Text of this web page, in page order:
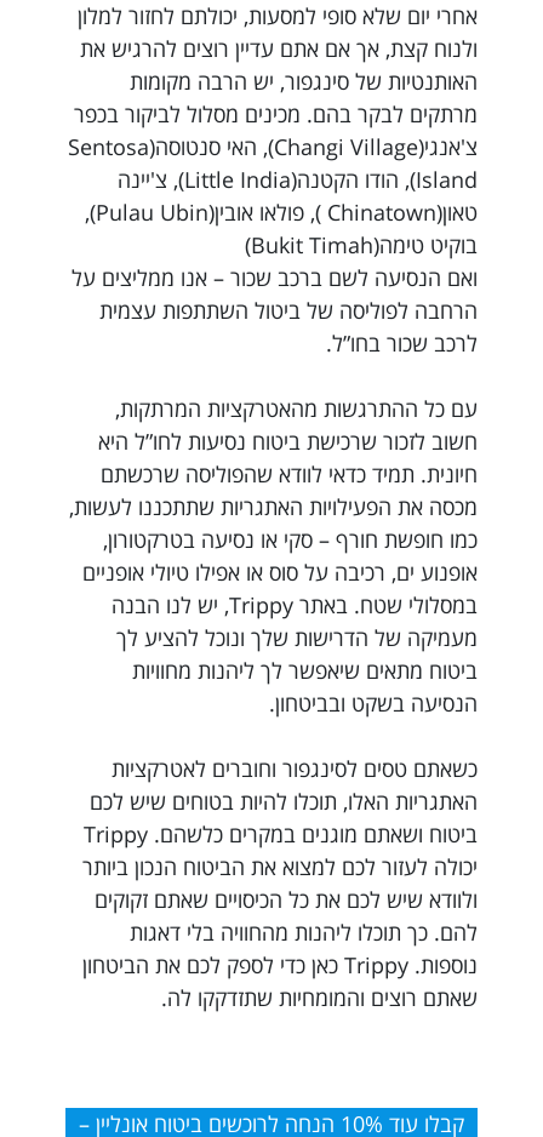
אחרי יום שלא סופי למסעות, יכולתם לחזור למלון
ולנוח קצת, אך אם אתם עדיין רוצים להרגיש את
האותנטיות של סינגפור, יש הרבה מקומות
מרתקים לבקר בהם. מכינים מסלול לביקור בכפר
צ'אנגי(Changi Village), האי סנטוסה(Sentosa
Island), הודו הקטנה(Little India), צ'יינה
טאון(Chinatown ), פולאו אובין(Pulau Ubin),
בוקיט טימה(Bukit Timah)
ואם הנסיעה לשם ברכב שכור – אנו ממליצים על
הרחבה לפוליסה של ביטול השתתפות עצמית
לרכב שכור בחו”ל.
עם כל ההתרגשות מהאטרקציות המרתקות,
חשוב לזכור שרכישת ביטוח נסיעות לחו”ל היא
חיונית. תמיד כדאי לוודא שהפוליסה שרכשתם
מכסה את הפעילויות האתגריות שתתכננו לעשות,
כמו חופשת חורף – סקי או נסיעה בטרקטורון,
אופנוע ים, רכיבה על סוס או אפילו טיולי אופניים
במסלולי שטח. באתר Trippy, יש לנו הבנה
מעמיקה של הדרישות שלך ונוכל להציע לך
ביטוח מתאים שיאפשר לך ליהנות מחוויות
הנסיעה בשקט ובביטחון.
כשאתם טסים לסינגפור וחוברים לאטרקציות
האתגריות האלו, תוכלו להיות בטוחים שיש לכם
ביטוח ושאתם מוגנים במקרים כלשהם. Trippy
יכולה לעזור לכם למצוא את הביטוח הנכון ביותר
ולוודא שיש לכם את כל הכיסויים שאתם זקוקים
להם. כך תוכלו ליהנות מהחוויה בלי דאגות
נוספות. Trippy כאן כדי לספק לכם את הביטחון
שאתם רוצים והמומחיות שתזדקקו לה.
קבלו עוד 10% הנחה לרוכשים ביטוח אונליין –